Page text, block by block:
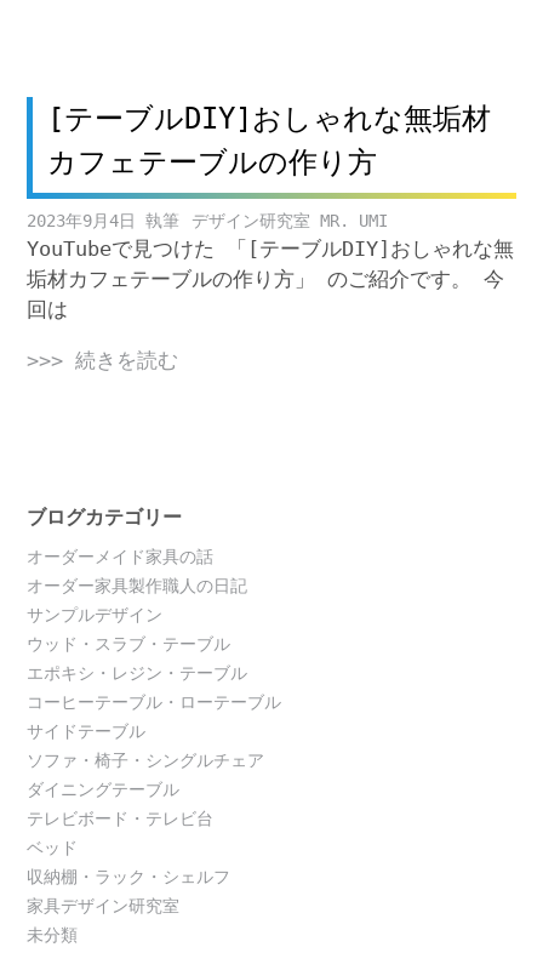
[テーブルDIY]おしゃれな無垢材
カフェテーブルの作り方
2023年9月4日 デザイン研究室 MR. UMI
YouTubeで見つけた 「[テーブルDIY]おしゃれな無
垢材カフェテーブルの作り方」 のご紹介です。 今
回は
>>> 続きを読む
ブログカテゴリー
オーダーメイド家具の話
オーダー家具製作職人の日記
サンプルデザイン
ウッド・スラブ・テーブル
エポキシ・レジン・テーブル
コーヒーテーブル・ローテーブル
サイドテーブル
ソファ・椅子・シングルチェア
ダイニングテーブル
テレビボード・テレビ台
ベッド
収納棚・ラック・シェルフ
家具デザイン研究室
未分類